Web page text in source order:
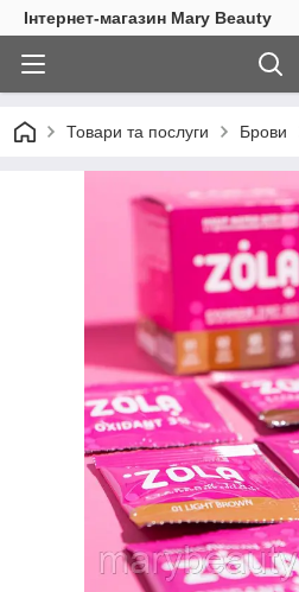
Інтернет-магазин Mary Beauty
Товари та послуги Брови